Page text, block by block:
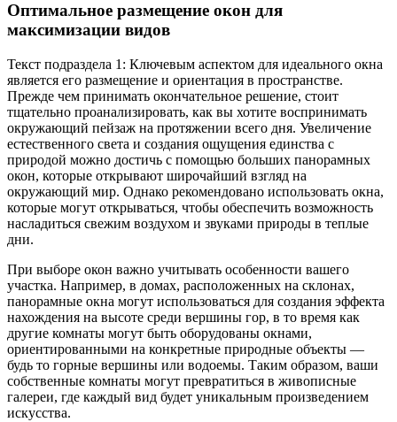
Оптимальное размещение окон для
максимизации видов
Текст подраздела 1: Ключевым аспектом для идеального окна
является его размещение и ориентация в пространстве.
Прежде чем принимать окончательное решение, стоит
тщательно проанализировать, как вы хотите воспринимать
окружающий пейзаж на протяжении всего дня. Увеличение
естественного света и создания ощущения единства с
природой можно достичь с помощью больших панорамных
окон, которые открывают широчайший взгляд на
окружающий мир. Однако рекомендовано использовать окна,
которые могут открываться, чтобы обеспечить возможность
насладиться свежим воздухом и звуками природы в теплые
дни.
При выборе окон важно учитывать особенности вашего
участка. Например, в домах, расположенных на склонах,
панорамные окна могут использоваться для создания эффекта
нахождения на высоте среди вершины гор, в то время как
другие комнаты могут быть оборудованы окнами,
ориентированными на конкретные природные объекты —
будь то горные вершины или водоемы. Таким образом, ваши
собственные комнаты могут превратиться в живописные
галереи, где каждый вид будет уникальным произведением
искусства.